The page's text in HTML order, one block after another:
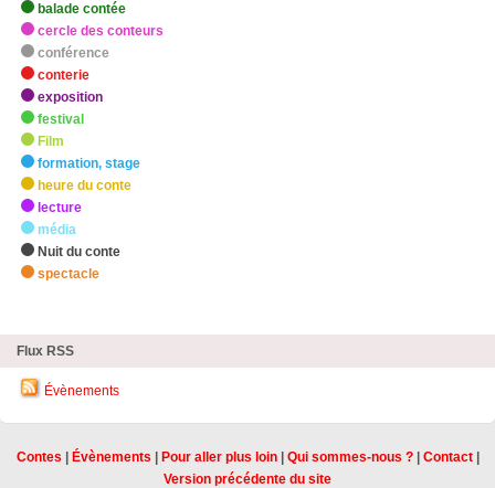
balade contée
cercle des conteurs
conférence
conterie
exposition
festival
Film
formation, stage
heure du conte
lecture
média
Nuit du conte
spectacle
Flux RSS
Évènements
Contes Évènements Pour aller plus loin| Qui sommes-nous ?| Contact|
Version précédente du site